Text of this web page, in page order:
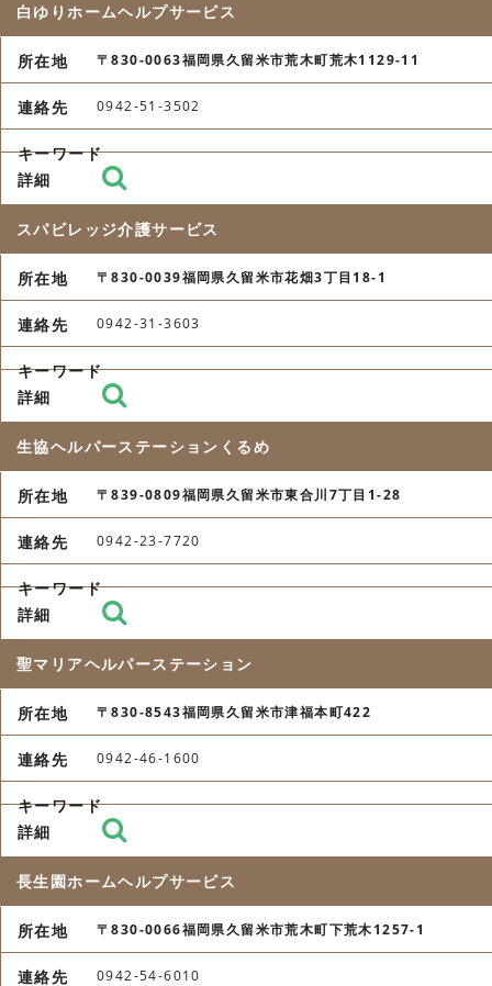
白ゆりホームヘルプサービス
〒830-0063福岡県久留米市荒木町荒木1129-11
0942-51-3502
スパビレッジ介護サービス
〒830-0039福岡県久留米市花畑3丁目18-1
0942-31-3603
生協ヘルパーステーションくるめ
〒839-0809福岡県久留米市東合川7丁目1-28
0942-23-7720
聖マリアヘルパーステーション
〒830-8543福岡県久留米市津福本町422
0942-46-1600
長生園ホームヘルプサービス
〒830-0066福岡県久留米市荒木町下荒木1257-1
0942-54-6010